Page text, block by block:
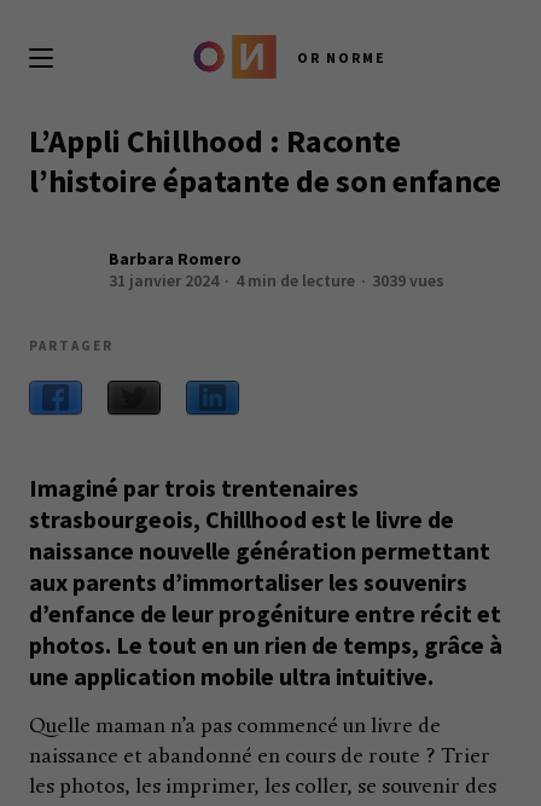
OR NORME
L’Appli Chillhood : Raconte
l’histoire épatante de son enfance
Barbara Romero
31 janvier 2024
4 min de lecture 3039 vues
PARTAGER
Imaginé par trois trentenaires
strasbourgeois, Chillhood est le livre de
naissance nouvelle génération permettant
aux parents d’immortaliser les souvenirs
d’enfance de leur progéniture entre récit et
photos. Le tout en un rien de temps, grâce à
une application mobile ultra intuitive.
Quelle maman n’a pas commencé un livre de
naissance et abandonné en cours de route ? Trier
les photos, les imprimer, les coller, se souvenir des